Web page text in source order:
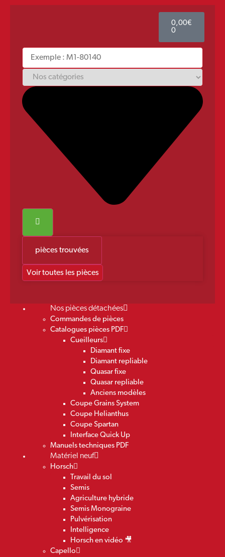
0,00€
0
pièces trouvées
Voir toutes les pièces
Nos pièces détachées
Commandes de pièces
Catalogues pièces PDF
Cueilleurs
Diamant fixe
Diamant repliable
Quasar fixe
Quasar repliable
Anciens modèles
Coupe Grains System
Coupe Helianthus
Coupe Spartan
Interface Quick Up
Manuels techniques PDF
Matériel neuf
Horsch
Travail du sol
Semis
Agriculture hybride
Semis Monograine
Pulvérisation
Intelligence
Horsch en vidéo 🎥
Capello